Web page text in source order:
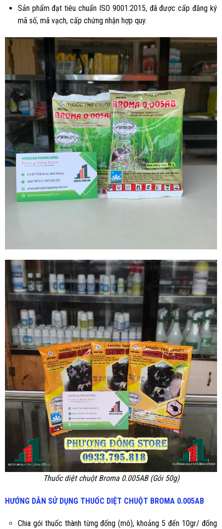
Sản phẩm đạt tiêu chuẩn ISO 9001:2015, đã được cấp đăng ký
mã số, mã vạch, cấp chứng nhận hợp quy.
Thuốc diệt chuột Broma 0.005AB (Gói 50g)
HƯỚNG DẪN SỬ DỤNG THUỐC DIỆT CHUỘT BROMA 0.005AB
Chia gói thuốc thành từng đống (mô), khoảng 5 đến 10gr/ đống